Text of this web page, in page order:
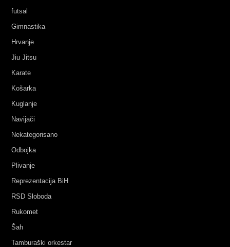
futsal
Gimnastika
Hrvanje
Jiu Jitsu
Karate
Košarka
Kuglanje
Navijači
Nekategorisano
Odbojka
Plivanje
Reprezentacija BiH
RSD Sloboda
Rukomet
Šah
Tamburaški orkestar